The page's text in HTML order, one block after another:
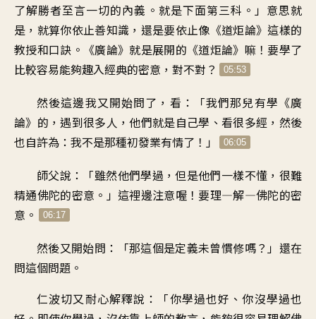
了解勝者至言一切的內義 。 就是下面第三科 。」 意思就
是 ， 就算你依止善知識 ， 還是要依止像《道炬論》 這樣的
教授和口訣 。《廣論》就是展開的《道炬論》嘛 ！要學了
比較容易能夠趣入經典的密意，對不對 ？ 05:53
然後這邊我又開始問了 ， 看：「我們那兒有學《廣
論》的 ，遇到很多人 ，他們就是自己學、看很多經 ， 然後
也自許為 ： 我不是那種初發業有情了 ！」 06:05
師父說：「雖然他們學過 ，但是他們一樣不懂 ， 很難
精通佛陀的密意 。」 這裡邊注意喔 ！要理—解—佛陀的密
意 。 06:17
然後又開始問 ：「那這個是定義未曾慣修嗎？」 還在
問這個問題 。
仁波切又耐心解釋說 ：「你學過也好、你沒學過也